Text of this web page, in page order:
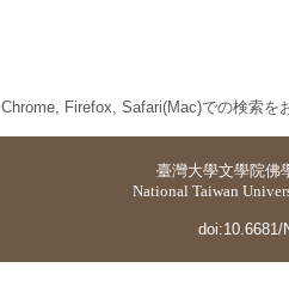
Chrome, Firefox, Safari(Mac)での検索を
臺灣大學文學院佛
National Taiwan
doi:10.6681/